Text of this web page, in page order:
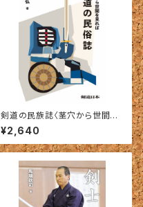
剣道の民族誌〈茎穴から世間を
見れば〉
¥2,640